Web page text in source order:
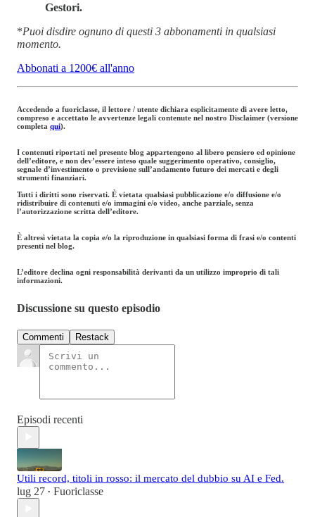
Gestori.
*Puoi disdire ognuno di questi 3 abbonamenti in qualsiasi
momento.
Abbonati a 1200€ all'anno
Accedendo a fuoriclasse, il lettore / utente dichiara esplicitamente di avere letto,
compreso e accettato le avvertenze legali contenute nel nostro Disclaimer (versione
completa qui).
I contenuti riportati nel presente blog appartengono al libero pensiero ed opinione
dell’editore, e non dev’essere inteso quale suggerimento operativo, consiglio,
segnale d’investimento o previsione sull’andamento futuro dei mercati e degli
strumenti finanziari.
Tutti i diritti sono riservati. È vietata qualsiasi pubblicazione e/o diffusione e/o
ridistribuire di contenuti e/o immagini e/o video, anche parziale, senza
l’autorizzazione scritta dell’editore.
È altresì vietata la copia e/o la riproduzione in qualsiasi forma di frasi e/o contenti
presenti nel blog.
L’editore declina ogni responsabilità derivanti da un utilizzo improprio di tali
informazioni.
Discussione su questo episodio
Commenti Restack
Episodi recenti
Utili record, titoli in rosso: il mercato del dubbio su AI e Fed.
lug 27 • Fuoriclasse